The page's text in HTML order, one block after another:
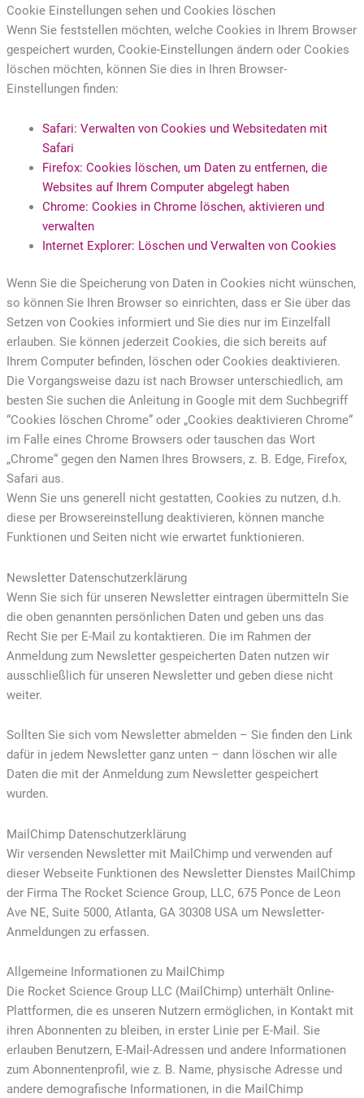
Cookie Einstellungen sehen und Cookies löschen
Wenn Sie feststellen möchten, welche Cookies in Ihrem Browser
gespeichert wurden, Cookie-Einstellungen ändern oder Cookies
löschen möchten, können Sie dies in Ihren Browser-
Einstellungen finden:
Safari: Verwalten von Cookies und Websitedaten mit
Safari
Firefox: Cookies löschen, um Daten zu entfernen, die
Websites auf Ihrem Computer abgelegt haben
Chrome: Cookies in Chrome löschen, aktivieren und
verwalten
Internet Explorer: Löschen und Verwalten von Cookies
Wenn Sie die Speicherung von Daten in Cookies nicht wünschen,
so können Sie Ihren Browser so einrichten, dass er Sie über das
Setzen von Cookies informiert und Sie dies nur im Einzelfall
erlauben. Sie können jederzeit Cookies, die sich bereits auf
Ihrem Computer befinden, löschen oder Cookies deaktivieren.
Die Vorgangsweise dazu ist nach Browser unterschiedlich, am
besten Sie suchen die Anleitung in Google mit dem Suchbegriff
“Cookies löschen Chrome” oder „Cookies deaktivieren Chrome“
im Falle eines Chrome Browsers oder tauschen das Wort
„Chrome“ gegen den Namen Ihres Browsers, z. B. Edge, Firefox,
Safari aus.
Wenn Sie uns generell nicht gestatten, Cookies zu nutzen, d.h.
diese per Browsereinstellung deaktivieren, können manche
Funktionen und Seiten nicht wie erwartet funktionieren.
Newsletter Datenschutzerklärung
Wenn Sie sich für unseren Newsletter eintragen übermitteln Sie
die oben genannten persönlichen Daten und geben uns das
Recht Sie per E-Mail zu kontaktieren. Die im Rahmen der
Anmeldung zum Newsletter gespeicherten Daten nutzen wir
ausschließlich für unseren Newsletter und geben diese nicht
weiter.
Sollten Sie sich vom Newsletter abmelden – Sie finden den Link
dafür in jedem Newsletter ganz unten – dann löschen wir alle
Daten die mit der Anmeldung zum Newsletter gespeichert
wurden.
MailChimp Datenschutzerklärung
Wir versenden Newsletter mit MailChimp und verwenden auf
dieser Webseite Funktionen des Newsletter Dienstes MailChimp
der Firma The Rocket Science Group, LLC, 675 Ponce de Leon
Ave NE, Suite 5000, Atlanta, GA 30308 USA um Newsletter-
Anmeldungen zu erfassen.
Allgemeine Informationen zu MailChimp
Die Rocket Science Group LLC (MailChimp) unterhält Online-
Plattformen, die es unseren Nutzern ermöglichen, in Kontakt mit
ihren Abonnenten zu bleiben, in erster Linie per E-Mail. Sie
erlauben Benutzern, E-Mail-Adressen und andere Informationen
zum Abonnentenprofil, wie z. B. Name, physische Adresse und
andere demografische Informationen, in die MailChimp